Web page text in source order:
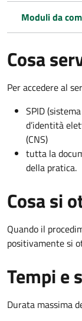
Moduli da
Cosa
Per accedere al
SPID
d’identità
(CNS)
tutta la
della pratica.
Cosa si
Quando il
positivamente si
Tempi e
Durata massima